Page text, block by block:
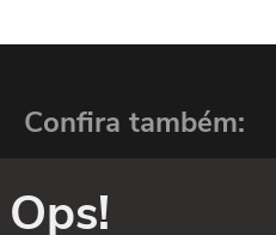
Confira também:
Ops!